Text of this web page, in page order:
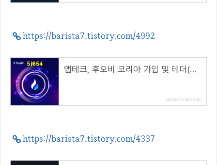
https://barista7.tistory.com/4992
앱테크, 후오비 코리아 가입 및 테더(USDT) 마켓 거래 방법( 초대 코드 : 5j654 )
barista7.tistory.com
https://barista7.tistory.com/4337